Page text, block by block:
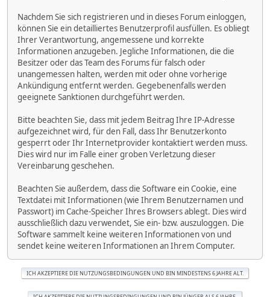
Nachdem Sie sich registrieren und in dieses Forum einloggen,
können Sie ein detailliertes Benutzerprofil ausfüllen. Es obliegt
Ihrer Verantwortung, angemessene und korrekte
Informationen anzugeben. Jegliche Informationen, die die
Besitzer oder das Team des Forums für falsch oder
unangemessen halten, werden mit oder ohne vorherige
Ankündigung entfernt werden. Gegebenenfalls werden
geeignete Sanktionen durchgeführt werden.
Bitte beachten Sie, dass mit jedem Beitrag Ihre IP-Adresse
aufgezeichnet wird, für den Fall, dass Ihr Benutzerkonto
gesperrt oder Ihr Internetprovider kontaktiert werden muss.
Dies wird nur im Falle einer groben Verletzung dieser
Vereinbarung geschehen.
Beachten Sie außerdem, dass die Software ein Cookie, eine
Textdatei mit Informationen (wie Ihrem Benutzernamen und
Passwort) im Cache-Speicher Ihres Browsers ablegt. Dies wird
ausschließlich dazu verwendet, Sie ein- bzw. auszuloggen. Die
Software sammelt keine weiteren Informationen von und
sendet keine weiteren Informationen an Ihrem Computer.